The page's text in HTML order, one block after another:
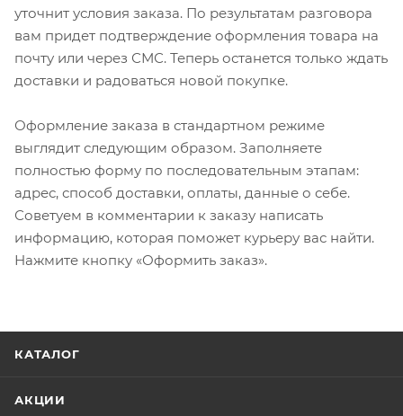
уточнит условия заказа. По результатам разговора
вам придет подтверждение оформления товара на
почту или через СМС. Теперь останется только ждать
доставки и радоваться новой покупке.
Оформление заказа в стандартном режиме
выглядит следующим образом. Заполняете
полностью форму по последовательным этапам:
адрес, способ доставки, оплаты, данные о себе.
Советуем в комментарии к заказу написать
информацию, которая поможет курьеру вас найти.
Нажмите кнопку «Оформить заказ».
КАТАЛОГ
АКЦИИ